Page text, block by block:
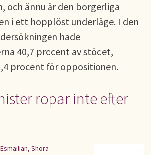
och ännu är den borgerliga
i ett hopplöst underläge. I den
hade
40,7 procent av stödet,
procent för oppositionen.
ropar inte efter
Esmailian, Shora